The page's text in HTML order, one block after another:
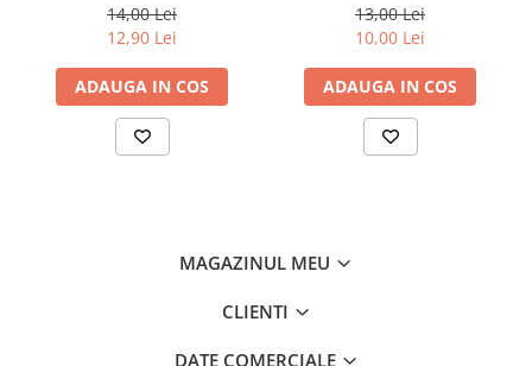
14,00 Lei
12,90 Lei
ADAUGA IN COS
13,00 Lei
10,00 Lei
ADAUGA IN COS
MAGAZINUL MEU
CLIENTI
DATE COMERCIALE